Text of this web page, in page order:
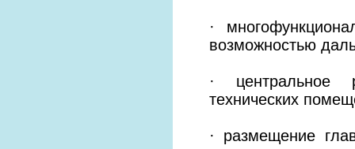
·
возможностью
· центральное
технических
· размещение